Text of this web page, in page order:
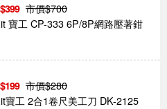
399 市價$700
寶工 CP-333 6P/8P網路壓著鉗
199 市價$280
寶工 2合1卷尺美工刀 DK-2125